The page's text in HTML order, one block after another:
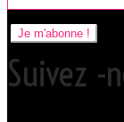
Je m'abonne !
Suivez -